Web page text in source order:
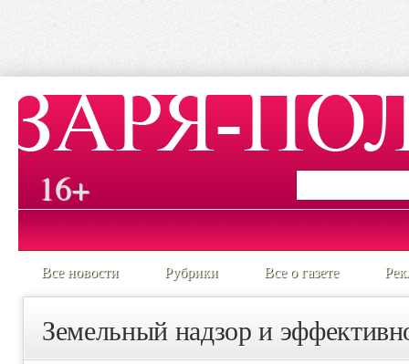
16+
Все новости Рубрики Все о газете
Земельный надзор и